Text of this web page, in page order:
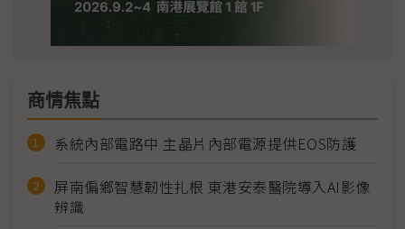
商情焦點
系統內部電路中 主晶片內部電源提供EOS防護
屏南偏鄉智慧韌性扎根 東港安泰醫院導入AI影像
辨識